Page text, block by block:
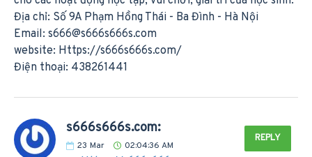
Địa chỉ: Số 9A Phạm Hồng Thái - Ba Đình - Hà Nội
Email: s666@s666s666s.com
website: Https://s666s666s.com/
Điện thoại: 438261441
s666s666s.com:
23 Mar 02:04:36 AM
REPLY